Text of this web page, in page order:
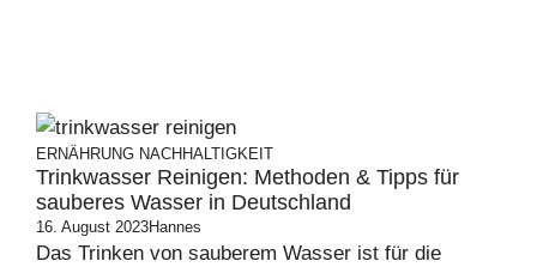
ERNÄHRUNG NACHHALTIGKEIT
Trinkwasser Reinigen: Methoden & Tipps für
sauberes Wasser in Deutschland
16. August 2023Hannes
Das Trinken von sauberem Wasser ist für die